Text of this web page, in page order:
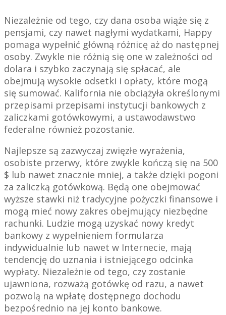
Niezależnie od tego, czy dana osoba wiąże się z
pensjami, czy nawet nagłymi wydatkami, Happy
pomaga wypełnić główną różnicę aż do następnej
osoby. Zwykle nie różnią się one w zależności od
dolara i szybko zaczynają się spłacać, ale
obejmują wysokie odsetki i opłaty, które mogą
się sumować. Kalifornia nie obciążyła określonymi
przepisami przepisami instytucji bankowych z
zaliczkami gotówkowymi, a ustawodawstwo
federalne również pozostanie.
Najlepsze są zazwyczaj zwięzłe wyrażenia,
osobiste przerwy, które zwykle kończą się na 500
$ lub nawet znacznie mniej, a także dzięki pogoni
za zaliczką gotówkową. Będą one obejmować
wyższe stawki niż tradycyjne pożyczki finansowe i
mogą mieć nowy zakres obejmujący niezbędne
rachunki. Ludzie mogą uzyskać nowy kredyt
bankowy z wypełnieniem formularza
indywidualnie lub nawet w Internecie, mają
tendencję do uznania i istniejącego odcinka
wypłaty. Niezależnie od tego, czy zostanie
ujawniona, rozważą gotówkę od razu, a nawet
pozwolą na wpłatę dostępnego dochodu
bezpośrednio na jej konto bankowe.